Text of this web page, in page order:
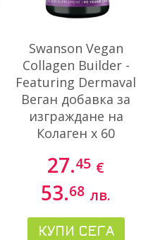
Swanson Vegan
Collagen Builder -
Featuring Dermaval
Веган добавка за
изграждане на
Колаген х 60
27.45 €
53.68 лв.
КУПИ СЕГА